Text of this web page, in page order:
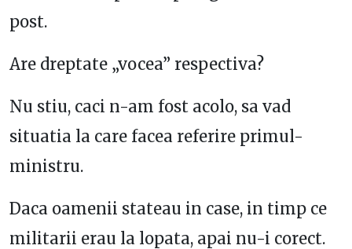
post.
Are dreptate „vocea” respectiva?
Nu stiu, caci n-am fost acolo, sa vad
situatia la care facea referire primul-
ministru.
Daca oamenii stateau in case, in timp ce
militarii erau la lopata, apai nu-i corect.